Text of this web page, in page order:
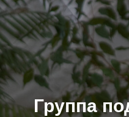
Группа